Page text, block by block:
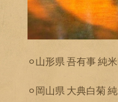
⚪︎山形県 吾有事 純
⚪︎岡山県 大典白菊